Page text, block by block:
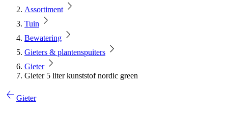
Assortiment
Tuin
Bewatering
Gieters & plantenspuiters
Gieter
Gieter 5 liter kunststof nordic green
Gieter